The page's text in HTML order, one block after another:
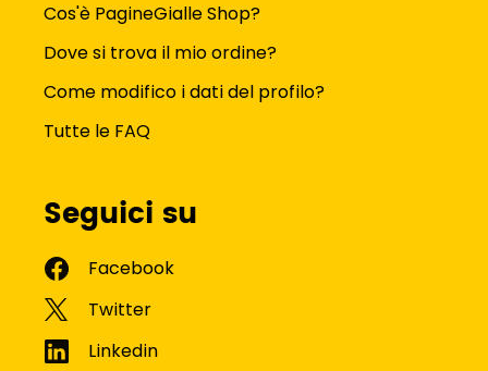
Cos'è PagineGialle Shop?
Dove si trova il mio ordine?
Come modifico i dati del profilo?
Tutte le FAQ
Seguici su